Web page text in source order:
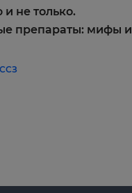
и не только.
препараты: мифы и